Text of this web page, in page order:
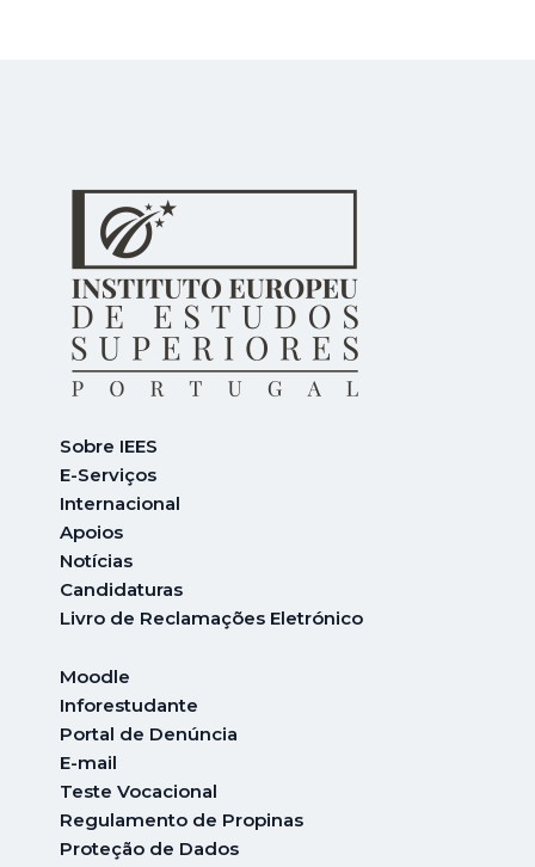
Sobre IEES
E-Serviços
Internacional
Apoios
Notícias
Candidaturas
Livro de Reclamações Eletrónico
Moodle
Inforestudante
Portal de Denúncia
E-mail
Teste Vocacional
Regulamento de Propinas
Proteção de Dados